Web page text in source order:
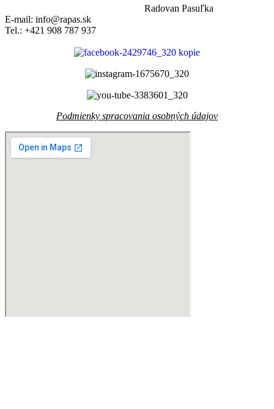
Radovan Pasuľka
E-mail: info@rapas.sk
Tel.: +421 908 787 937
Podmienky spracovania osobných údajov